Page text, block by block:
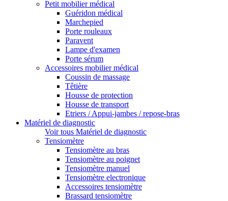
Petit mobilier médical
Guéridon médical
Marchepied
Porte rouleaux
Paravent
Lampe d'examen
Porte sérum
Accessoires mobilier médical
Coussin de massage
Têtière
Housse de protection
Housse de transport
Etriers / Appui-jambes / repose-bras
Matériel de diagnostic
Voir tous Matériel de diagnostic
Tensiomètre
Tensiomètre au bras
Tensiomètre au poignet
Tensiomètre manuel
Tensiomètre electronique
Accessoires tensiomètre
Brassard tensiomètre